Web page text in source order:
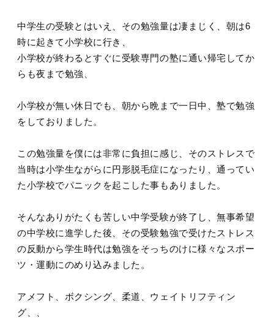
中学生の受験とはいえ、その勉強量は凄まじく、朝は6
時に起きて小学校に行き、
小学校が終わるとすぐに受験専門の塾に通い帰宅してか
らも夜まで勉強、
小学校が無い休日でも、朝から晩まで一日中、塾で勉強
をしておりました。
この勉強量を僕には非常に負担に感じ、そのストレスで
当時は小学生ながらに円形脱毛症になったり、通ってい
た小学校でパニックを起こした事もありました。
そんなありがたくも苦しい中学受験が終了し、無事希望
の中学校に進学した後、その受験勉強で受けたストレス
の反動から学生時代は勉強をそっちのけに様々なスポー
ツ・運動にのめり込みました。
アメフト、ボクシング、柔道、ウェイトリフティン
グ、、